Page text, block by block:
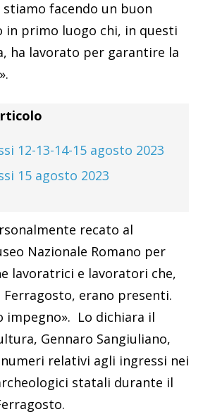
facendo un buon
in primo luogo chi, in questi
ha lavorato per garantire la
12-13-14-15 agosto 2023
15 agosto 2023
recato al
Nazionale Romano per
lavoratrici e lavoratori che,
erano presenti.
impegno». Lo dichiara il
Gennaro Sangiuliano,
relativi agli ingressi nei
statali durante il